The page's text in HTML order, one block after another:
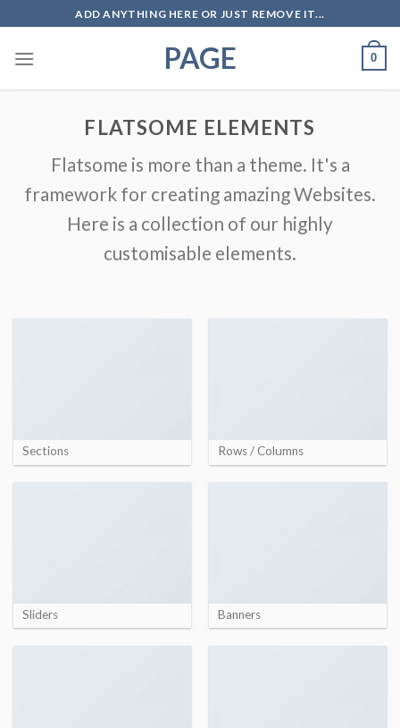
to
content
ADD ANYTHING HERE OR JUST REMOVE IT...
PAGE 0
FLATSOME ELEMENTS
Flatsome is more than a theme. It's a
framework for creating amazing Websites.
Here is a collection of our highly
customisable elements.
Sections Rows / Columns
Sliders Banners